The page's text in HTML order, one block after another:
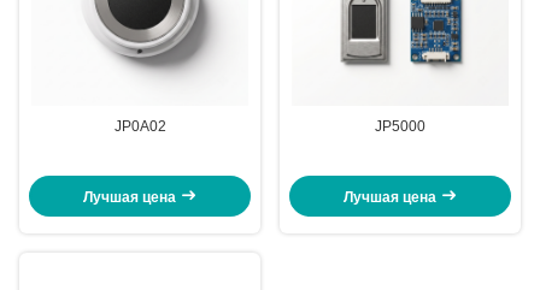
JP0A02
Лучшая цена
JP5000
Лучшая цена